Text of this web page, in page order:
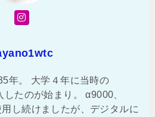
年。 大学４年に当時の
たのが始まり。 α9000、
し続けましたが、デジタルに